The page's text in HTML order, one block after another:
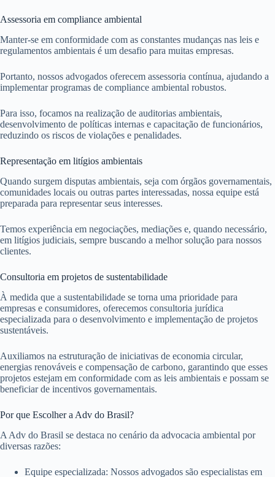
Assessoria em compliance ambiental
Manter-se em conformidade com as constantes mudanças nas leis e
regulamentos ambientais é um desafio para muitas empresas.
Portanto, nossos advogados oferecem assessoria contínua, ajudando a
implementar programas de compliance ambiental robustos.
Para isso, focamos na realização de auditorias ambientais,
desenvolvimento de políticas internas e capacitação de funcionários,
reduzindo os riscos de violações e penalidades.
Representação em litígios ambientais
Quando surgem disputas ambientais, seja com órgãos governamentais,
comunidades locais ou outras partes interessadas, nossa equipe está
preparada para representar seus interesses.
Temos experiência em negociações, mediações e, quando necessário,
em litígios judiciais, sempre buscando a melhor solução para nossos
clientes.
Consultoria em projetos de sustentabilidade
À medida que a sustentabilidade se torna uma prioridade para
empresas e consumidores, oferecemos consultoria jurídica
especializada para o desenvolvimento e implementação de projetos
sustentáveis.
Auxiliamos na estruturação de iniciativas de economia circular,
energias renováveis e compensação de carbono, garantindo que esses
projetos estejam em conformidade com as leis ambientais e possam se
beneficiar de incentivos governamentais.
Por que Escolher a Adv do Brasil?
A Adv do Brasil se destaca no cenário da advocacia ambiental por
diversas razões:
Equipe especializada: Nossos advogados são especialistas em